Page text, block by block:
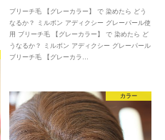
ブリーチ毛 【グレーカラー】 で 染めたら どう
なるか？ ミルボン アディクシー グレーパール使
用 ブリーチ毛 【グレーカラー】 で 染めたら ど
うなるか？ ミルボン アディクシー グレーパール
ブリーチ毛 【グレーカラ…
カラー